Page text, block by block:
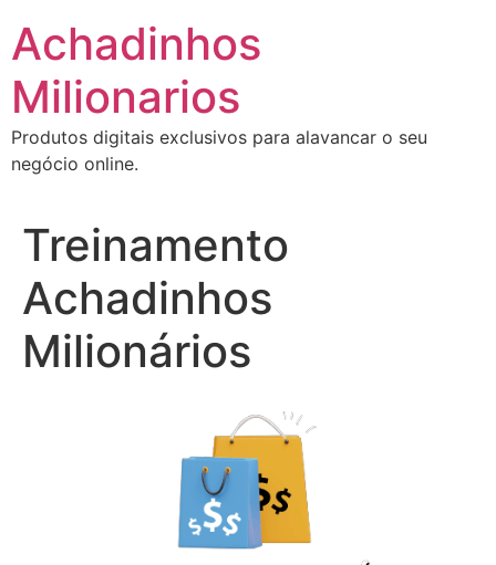
para
conteúdo
Achadinhos
Milionarios
Produtos digitais exclusivos para alavancar o seu
negócio online.
Treinamento
Achadinhos
Milionários